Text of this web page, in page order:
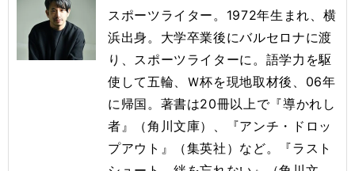
スポーツライター。1972年生まれ、横
浜出身。大学卒業後にバルセロナに渡
り、スポーツライターに。語学力を駆
使して五輪、Ｗ杯を現地取材後、06年
に帰国。著書は20冊以上で『導かれし
者』（角川文庫）、『アンチ・ドロッ
プアウト』（集英社）など。『ラスト